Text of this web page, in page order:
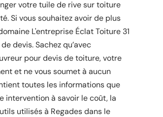
votre tuile de rive sur toiture
Si vous souhaitez avoir de plus
L'entreprise Éclat Toiture 31
devis. Sachez qu’avec
pour devis de toiture, votre
et ne vous soumet à aucun
toutes les informations que
intervention à savoir le coût, la
utilisés à Regades dans le